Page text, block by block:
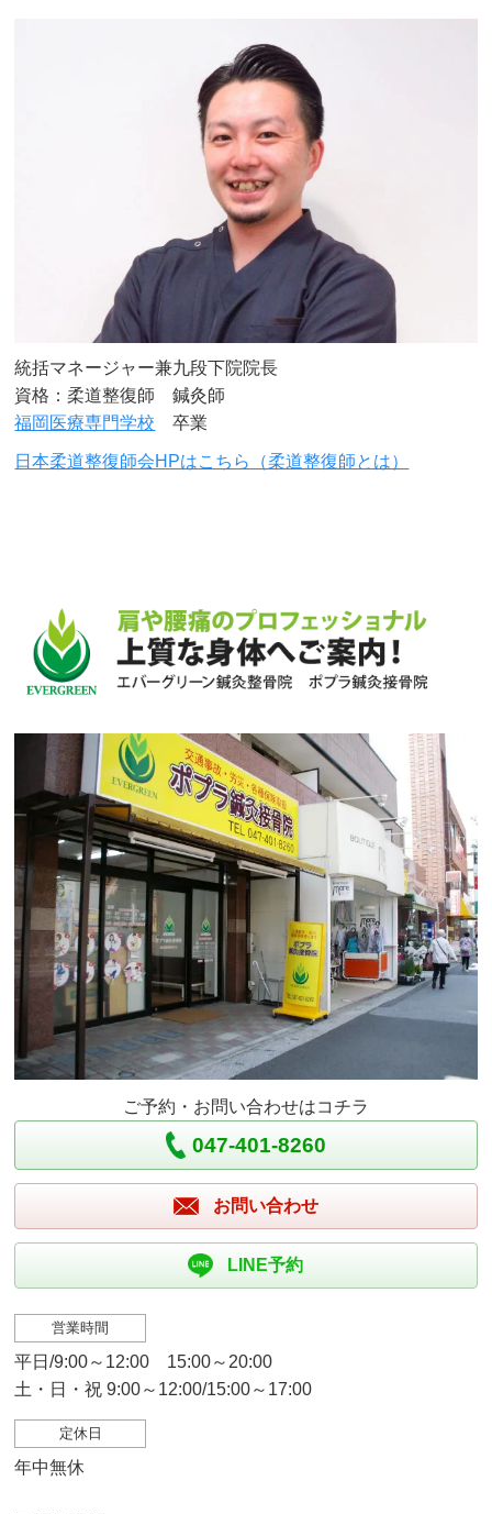
統括マネージャー兼九段下院院長
資格：柔道整復師 鍼灸師
福岡医療専門学校 卒業
日本柔道整復師会HPはこちら（柔道整復師とは）
ご予約・お問い合わせはコチラ
047-401-8260
お問い合わせ
LINE予約
営業時間
平日/9:00～12:00 15:00～20:00
土・日・祝 9:00～12:00/15:00～17:00
定休日
年中無休